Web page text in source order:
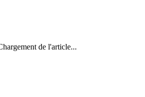
de l'article...